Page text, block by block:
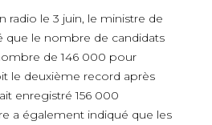
radio le 3 juin, le ministre de
que le nombre de candidats
de 146 000 pour
le deuxième record après
enregistré 156 000
a également indiqué que les